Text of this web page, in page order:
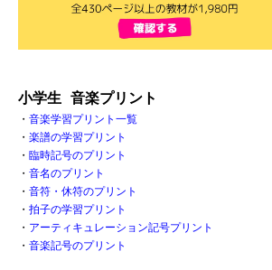
小学生 音楽プリント
・ 音楽学習プリント一覧
・ 楽譜の学習プリント
・ 臨時記号のプリント
・ 音名のプリント
・ 音符・休符のプリント
・ 拍子の学習プリント
・ アーティキュレーション記号プリント
・ 音楽記号のプリント